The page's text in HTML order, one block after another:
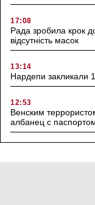
17:08
Рада зробила крок
відсутність масок
13:14
Нардепи закликали
12:53
Венским
албанец с